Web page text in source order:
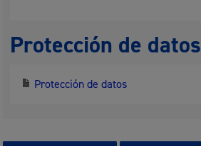
Protección de datos
Protección de datos